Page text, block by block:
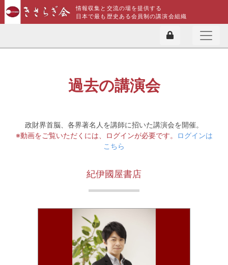
情報収集と交流の場を提供する
日本で最も歴史ある会員制の講演会組織
過去の講演会
政財界首脳、各界著名人を講師に招いた講演会を開催。
※動画をご覧いただくには、ログインが必要です。
ログインは
こちら
紀伊國屋書店